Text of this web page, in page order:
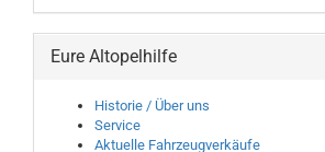
Eure Altopelhilfe
Historie / Über uns
Service
Aktuelle Fahrzeugverkäufe